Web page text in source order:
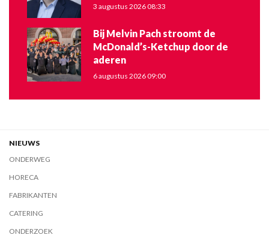
3 augustus 2026 08:33
Bij Melvin Pach stroomt de
McDonald’s-Ketchup door de
aderen
6 augustus 2026 09:00
NIEUWS
ONDERWEG
HORECA
FABRIKANTEN
CATERING
ONDERZOEK